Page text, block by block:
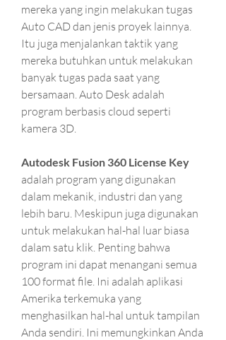
mereka yang ingin melakukan tugas
Auto CAD dan jenis proyek lainnya.
Itu juga menjalankan taktik yang
mereka butuhkan untuk melakukan
banyak tugas pada saat yang
bersamaan. Auto Desk adalah
program berbasis cloud seperti
kamera 3D.
Autodesk Fusion 360 License Key
adalah program yang digunakan
dalam mekanik, industri dan yang
lebih baru. Meskipun juga digunakan
untuk melakukan hal-hal luar biasa
dalam satu klik. Penting bahwa
program ini dapat menangani semua
100 format file. Ini adalah aplikasi
Amerika terkemuka yang
menghasilkan hal-hal untuk tampilan
Anda sendiri. Ini memungkinkan Anda